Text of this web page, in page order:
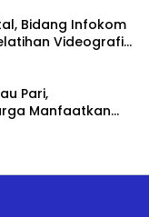
Bidang Infokom
Videografi
Pari,
Manfaatkan